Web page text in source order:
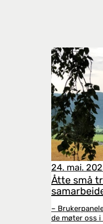
24. mai.
Åtte små
–
de møter oss